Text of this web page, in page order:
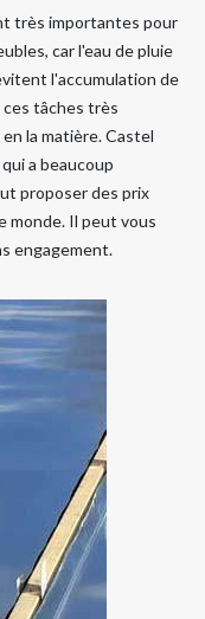
très importantes pour
car l'eau de pluie
l'accumulation de
tâches très
la matière. Castel
a beaucoup
proposer des prix
monde. Il peut vous
engagement.